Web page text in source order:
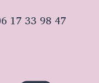
17 33 98 47